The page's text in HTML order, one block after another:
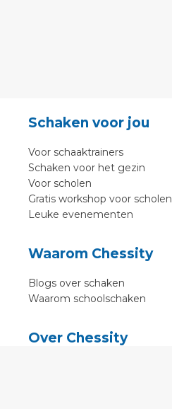
Schaken voor jou
Voor schaaktrainers
Schaken voor het gezin
Voor scholen
Gratis workshop voor scholen
Leuke evenementen
Waarom Chessity
Blogs over schaken
Waarom schoolschaken
Over Chessity